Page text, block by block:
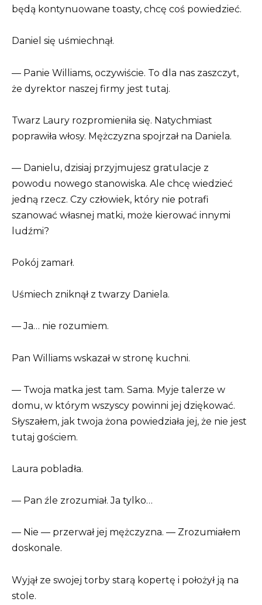
będą kontynuowane toasty, chcę coś powiedzieć.
Daniel się uśmiechnął.
— Panie Williams, oczywiście. To dla nas zaszczyt,
że dyrektor naszej firmy jest tutaj.
Twarz Laury rozpromieniła się. Natychmiast
poprawiła włosy. Mężczyzna spojrzał na Daniela.
— Danielu, dzisiaj przyjmujesz gratulacje z
powodu nowego stanowiska. Ale chcę wiedzieć
jedną rzecz. Czy człowiek, który nie potrafi
szanować własnej matki, może kierować innymi
ludźmi?
Pokój zamarł.
Uśmiech zniknął z twarzy Daniela.
— Ja… nie rozumiem.
Pan Williams wskazał w stronę kuchni.
— Twoja matka jest tam. Sama. Myje talerze w
domu, w którym wszyscy powinni jej dziękować.
Słyszałem, jak twoja żona powiedziała jej, że nie jest
tutaj gościem.
Laura pobladła.
— Pan źle zrozumiał. Ja tylko…
— Nie — przerwał jej mężczyzna. — Zrozumiałem
doskonale.
Wyjął ze swojej torby starą kopertę i położył ją na
stole.